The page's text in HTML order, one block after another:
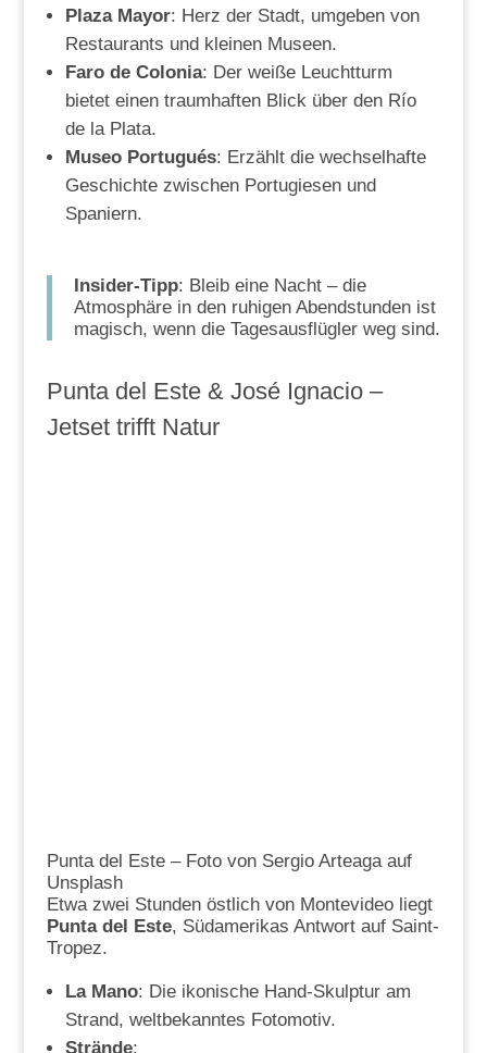
Plaza Mayor: Herz der Stadt, umgeben von
Restaurants und kleinen Museen.
Faro de Colonia: Der weiße Leuchtturm
bietet einen traumhaften Blick über den Río
de la Plata.
Museo Portugués: Erzählt die wechselhafte
Geschichte zwischen Portugiesen und
Spaniern.
Insider-Tipp: Bleib eine Nacht – die
Atmosphäre in den ruhigen Abendstunden ist
magisch, wenn die Tagesausflügler weg sind.
Punta del Este & José Ignacio –
Jetset trifft Natur
Punta del Este – Foto von Sergio Arteaga auf
Unsplash
Etwa zwei Stunden östlich von Montevideo liegt
Punta del Este, Südamerikas Antwort auf Saint-
Tropez.
La Mano: Die ikonische Hand-Skulptur am
Strand, weltbekanntes Fotomotiv.
Strände: